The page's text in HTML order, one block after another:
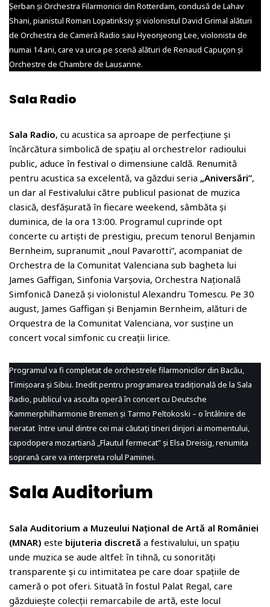
Șerban și Orchestra Filarmonicii din Rotterdam, condusă de Lahav
Shani, pianistul Roman Lopatinksiy și violonistul David Grimal alături
de Orchestra de Cameră Radio sau Hyeonjeong Lee, violonista de
numai 14 ani, care va urca pe scenă alături de Renaud Capuçon și
Orchestre de Chambre de Lausanne.
Sala Radio
Sala Radio, cu acustica sa aproape de perfecțiune și
încărcătura simbolică de spațiu al orchestrelor radioului
public, aduce în festival o dimensiune caldă. Renumită
pentru acustica sa excelentă, va găzdui seria „Aniversări”,
un dar al Festivalului către publicul pasionat de muzica
clasică, desfășurată în fiecare weekend, sâmbăta și
duminica, de la ora 13:00. Programul cuprinde opt
concerte cu artiști de prestigiu, precum tenorul Benjamin
Bernheim, supranumit „noul Pavarotti”, acompaniat de
Orchestra de la Comunitat Valenciana sub bagheta lui
James Gaffigan, Sinfonia Varșovia, Orchestra Națională
Simfonică Daneză și violonistul Alexandru Tomescu. Pe 30
august, James Gaffigan și Benjamin Bernheim, alături de
Orquestra de la Comunitat Valenciana, vor susține un
concert vocal simfonic cu creații lirice.
Programul va fi completat de orchestrele filarmonicilor din Bacău,
Timișoara și Sibiu. Inedit pentru programarea tradițională de la Sala
Radio, publicul va asculta operă în concert cu Deutsche
Kammerphilharmonie Bremen și Tarmo Peltokoski – o întâlnire de
neratat între unul dintre cei mai căutați tineri dirijori ai momentului,
capodopera mozartiană „Flautul fermecat” și Elsa Dreisig, renumita
soprană care va interpreta rolul Paminei.
Sala Auditorium
Sala Auditorium a Muzeului Național de Artă al României
(MNAR) este bijuteria discretă a festivalului, un spațiu
unde muzica se aude altfel: în tihnă, cu sonorități
transparente și cu intimitatea pe care doar spațiile de
cameră o pot oferi. Situată în fostul Palat Regal, care
găzduiește colecții remarcabile de artă, este locul